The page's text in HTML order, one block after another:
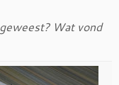
Wat vond